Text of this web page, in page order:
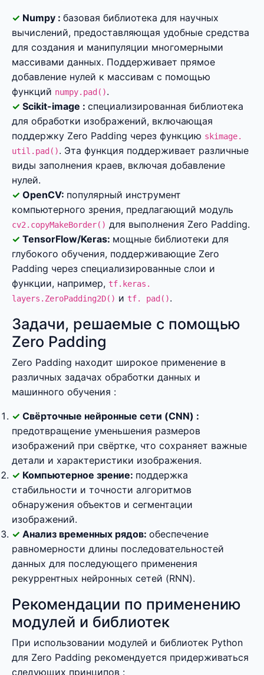
Numpy : базовая библиотека для научных
вычислений, предоставляющая удобные средства
для создания и манипуляции многомерными
массивами данных. Поддерживает прямое
добавление нулей к массивам с помощью
функций numpy.pad().
Scikit-image : специализированная библиотека
для обработки изображений, включающая
поддержку Zero Padding через функцию skimage.
util.pad(). Эта функция поддерживает различные
виды заполнения краев, включая добавление
нулей.
OpenCV: популярный инструмент
компьютерного зрения, предлагающий модуль
cv2.copyMakeBorder() для выполнения Zero Padding.
TensorFlow/Keras: мощные библиотеки для
глубокого обучения, поддерживающие Zero
Padding через специализированные слои и
функции, например, tf.keras.
layers.ZeroPadding2D() и tf. pad().
Задачи, решаемые с помощью
Zero Padding
Zero Padding находит широкое применение в
различных задачах обработки данных и
машинного обучения :
Свёрточные нейронные сети (CNN) :
предотвращение уменьшения размеров
изображений при свёртке, что сохраняет важные
детали и характеристики изображения.
Компьютерное зрение: поддержка
стабильности и точности алгоритмов
обнаружения объектов и сегментации
изображений.
Анализ временных рядов: обеспечение
равномерности длины последовательностей
данных для последующего применения
рекуррентных нейронных сетей (RNN).
Рекомендации по применению
модулей и библиотек
При использовании модулей и библиотек Python
для Zero Padding рекомендуется придерживаться
следующих принципов :